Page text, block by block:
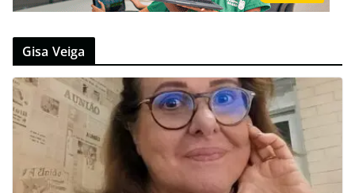
Gisa Veiga